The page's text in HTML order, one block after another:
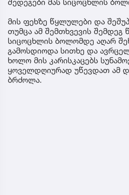
შედეგები მას სიცოცხლის
მის ფეხზე წყლულები და
თუმცა ამ შემთხვევის შემდეგ
სიცოცხლის ბოლომდე აღარ
გამოსდიოდა სითხე და
ხოლო მის კარისკაცებს
ყოველდღიურად უწევდათ ამ
ბრძოლა.